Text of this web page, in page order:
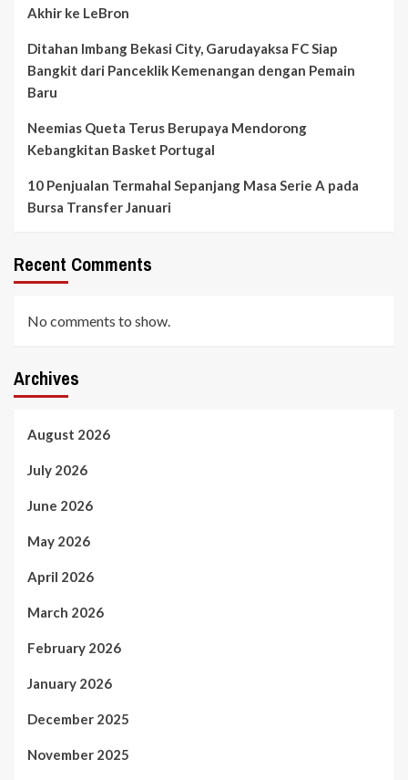
Akhir ke LeBron
Ditahan Imbang Bekasi City, Garudayaksa FC Siap
Bangkit dari Panceklik Kemenangan dengan Pemain
Baru
Neemias Queta Terus Berupaya Mendorong
Kebangkitan Basket Portugal
10 Penjualan Termahal Sepanjang Masa Serie A pada
Bursa Transfer Januari
Recent Comments
No comments to show.
Archives
August 2026
July 2026
June 2026
May 2026
April 2026
March 2026
February 2026
January 2026
December 2025
November 2025